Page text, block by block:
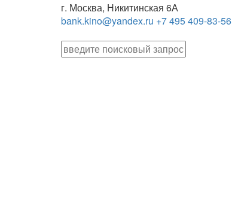
г. Москва, Никитинская 6А
bank.kino@yandex.ru +7 495 409-83-56